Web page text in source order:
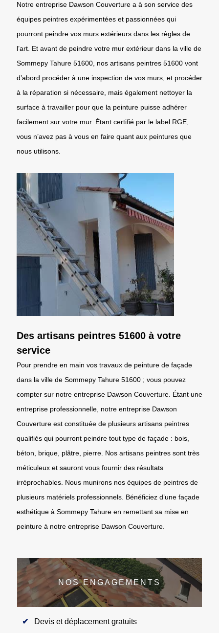
Notre entreprise Dawson Couverture a à son service des
équipes peintres expérimentées et passionnées qui
pourront peindre vos murs extérieurs dans les règles de
l’art. Et avant de peindre votre mur extérieur dans la ville de
Sommepy Tahure 51600, nos artisans peintres 51600 vont
d’abord procéder à une inspection de vos murs, et procéder
à la réparation si nécessaire, mais également nettoyer la
surface à travailler pour que la peinture puisse adhérer
facilement sur votre mur. Étant certifié par le label RGE,
vous n’avez pas à vous en faire quant aux peintures que
nous utilisons.
Des artisans peintres 51600 à votre
service
Pour prendre en main vos travaux de peinture de façade
dans la ville de Sommepy Tahure 51600 ; vous pouvez
compter sur notre entreprise Dawson Couverture. Étant une
entreprise professionnelle, notre entreprise Dawson
Couverture est constituée de plusieurs artisans peintres
qualifiés qui pourront peindre tout type de façade : bois,
béton, brique, plâtre, pierre. Nos artisans peintres sont très
méticuleux et sauront vous fournir des résultats
irréprochables. Nous munirons nos équipes de peintres de
plusieurs matériels professionnels. Bénéficiez d’une façade
esthétique à Sommepy Tahure en remettant sa mise en
peinture à notre entreprise Dawson Couverture.
NOS ENGAGEMENTS
Devis et déplacement gratuits